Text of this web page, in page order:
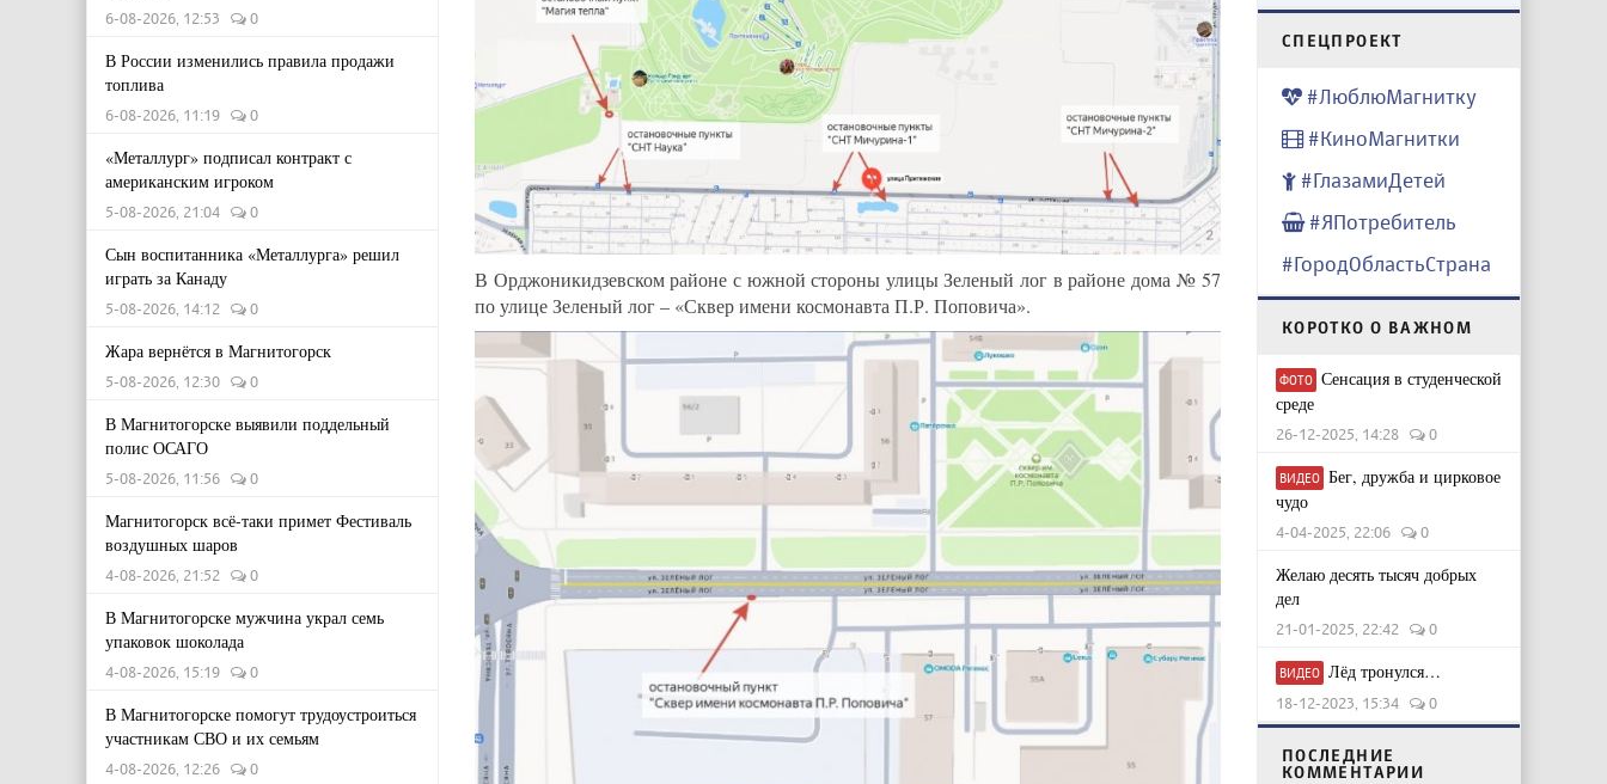
6-08-2026, 12:53 0
В России изменились правила продажи
топлива
6-08-2026, 11:19 0
«Металлург» подписал контракт с
американским игроком
5-08-2026, 21:04 0
Сын воспитанника «Металлурга» решил
играть за Канаду
5-08-2026, 14:12 0
Жара вернётся в Магнитогорск
5-08-2026, 12:30 0
В Магнитогорске выявили поддельный
полис ОСАГО
5-08-2026, 11:56 0
Магнитогорск всё-таки примет Фестиваль
воздушных шаров
4-08-2026, 21:52 0
В Магнитогорске мужчина украл семь
упаковок шоколада
4-08-2026, 15:19 0
В Магнитогорске помогут трудоустроиться
участникам СВО и их семьям
4-08-2026, 12:26 0
В Орджоникидзевском районе с южной стороны улицы Зеленый лог в районе дома № 57
по улице Зеленый лог – «Сквер имени космонавта П.Р. Поповича».
CПЕЦПРОЕКТ
#ЛюблюМагнитку
#КиноМагнитки
#ГлазамиДетей
#ЯПотребитель
#ГородОбластьСтрана
КОРОТКО О ВАЖНОМ
ФОТО Сенсация в студенческой
среде
26-12-2025, 14:28 0
ВИДЕО Бег, дружба и цирковое
чудо
4-04-2025, 22:06 0
Желаю десять тысяч добрых
дел
21-01-2025, 22:42 0
ВИДЕО Лёд тронулся…
18-12-2023, 15:34 0
ПОСЛЕДНИЕ
КОММЕНТАРИИ